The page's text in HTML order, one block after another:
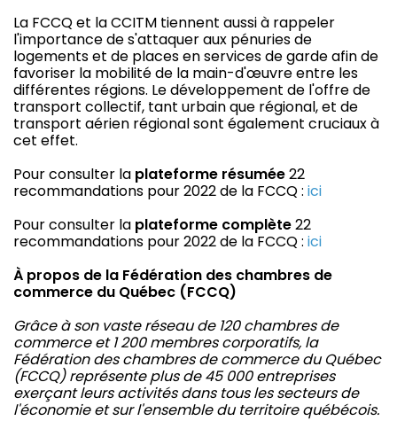
La FCCQ et la CCITM tiennent aussi à rappeler
l'importance de s'attaquer aux pénuries de
logements et de places en services de garde afin de
favoriser la mobilité de la main-d'œuvre entre les
différentes régions. Le développement de l'offre de
transport collectif, tant urbain que régional, et de
transport aérien régional sont également cruciaux à
cet effet.
Pour consulter la plateforme résumée22
recommandations pour 2022 de la FCCQ : ici
Pour consulter la plateforme complète22
recommandations pour 2022 de la FCCQ : ici
À propos de la Fédération des chambres de
commerce du Québec (FCCQ)
Grâce à son vaste réseau de 120 chambres de
commerce et 1 200 membres corporatifs, la
Fédération des chambres de commerce du Québec
(FCCQ) représente plus de 45 000 entreprises
exerçant leurs activités dans tous les secteurs de
l'économie et sur l'ensemble du territoire québécois.